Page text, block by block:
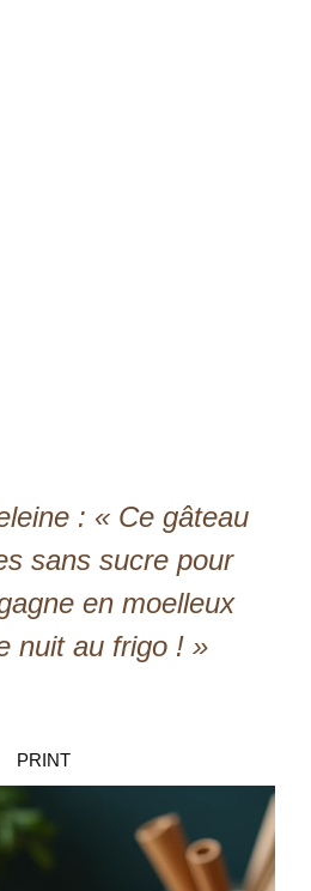
: « Ce gâteau
sans sucre pour
en moelleux
nuit au frigo ! »
PRINT